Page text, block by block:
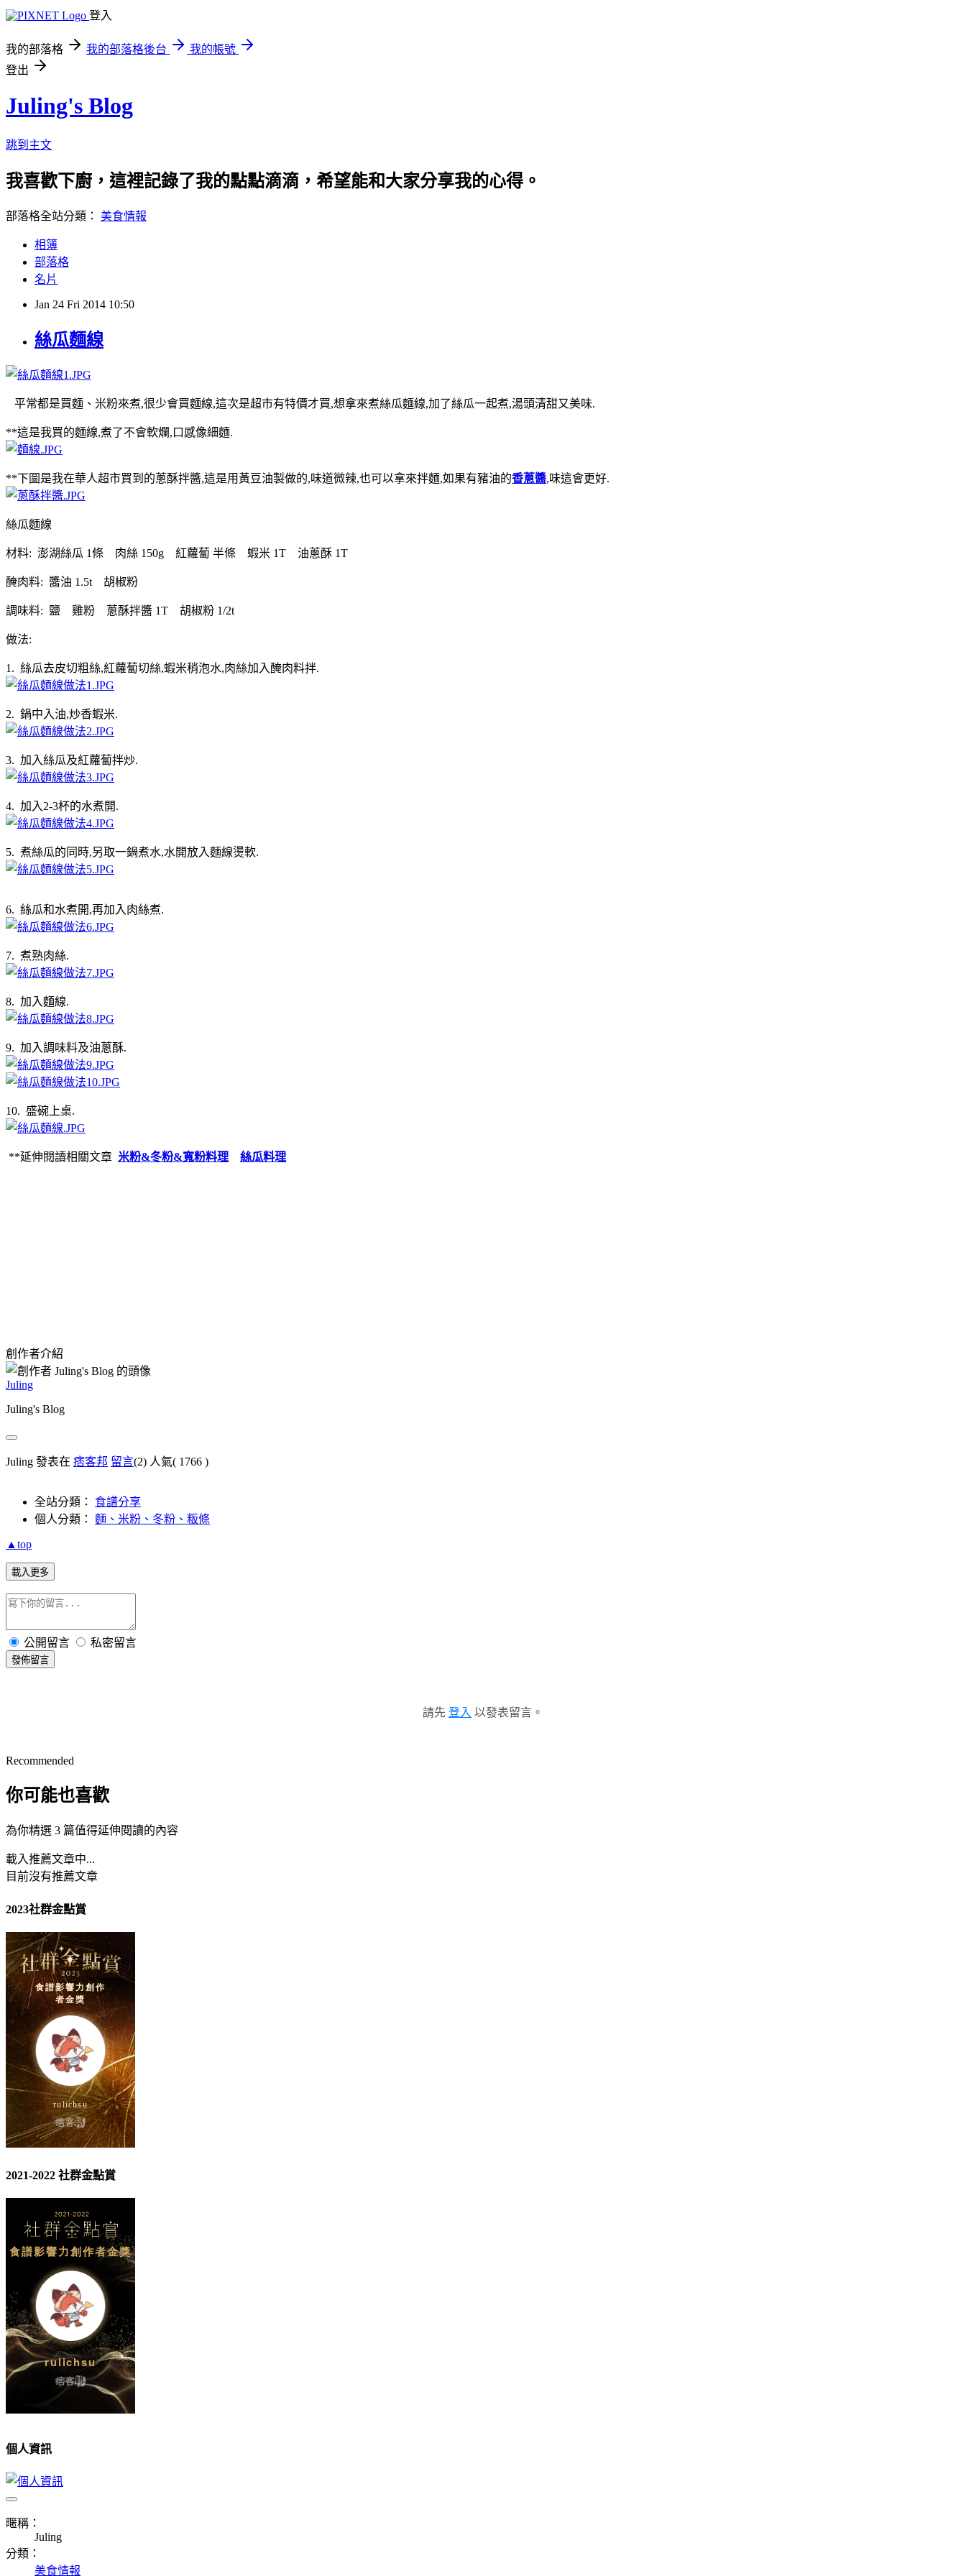
登入
我的部落格 我的部落格後台
我的帳號
登出
Juling's Blog
跳到主文
我喜歡下廚，這裡記錄了我的點點滴滴，希望能和大家分享我的心得。
部落格全站分類： 美食情報
相簿
部落格
名片
Jan 24 Fri 2014 10:50
絲瓜麵線
平常都是買麵、米粉來煮,很少會買麵線,這次是超市有特價才買,想拿來煮絲瓜麵線,加了絲瓜一起煮,湯頭清甜又美味.
**這是我買的麵線,煮了不會軟爛,口感像細麵.
**下圖是我在華人超市買到的蔥酥拌醬,這是用黃豆油製做的,味道微辣,也可以拿來拌麵,如果有豬油的香蔥醬,味這會更好.
絲瓜麵線
材料: 澎湖絲瓜 1條 肉絲 150g 紅蘿蔔 半條 蝦米 1T 油蔥酥 1T
醃肉料: 醬油 1.5t 胡椒粉
調味料: 鹽 雞粉 蔥酥拌醬 1T 胡椒粉 1/2t
做法:
1. 絲瓜去皮切粗絲,紅蘿蔔切絲,蝦米稍泡水,肉絲加入醃肉料拌.
2. 鍋中入油,炒香蝦米.
3. 加入絲瓜及紅蘿蔔拌炒.
4. 加入2-3杯的水煮開.
5. 煮絲瓜的同時,另取一鍋煮水,水開放入麵線燙軟.
6. 絲瓜和水煮開,再加入肉絲煮.
7. 煮熟肉絲.
8. 加入麵線.
9. 加入調味料及油蔥酥.
10. 盛碗上桌.
**延伸閱讀相關文章 米粉&冬粉&寬粉料理 絲瓜料理
創作者介紹
Juling
Juling's Blog
Juling 發表在 痞客邦 留言(2) 人氣( 1766 )
全站分類： 食譜分享
個人分類： 麵、米粉、冬粉、粄條
▲top
載入更多
公開留言 私密留言
發佈留言
請先 登入 以發表留言。
Recommended
你可能也喜歡
為你精選 3 篇值得延伸閱讀的內容
載入推薦文章中...
目前沒有推薦文章
2023社群金點賞
2021-2022 社群金點賞
個人資訊
暱稱：
Juling
分類：
美食情報